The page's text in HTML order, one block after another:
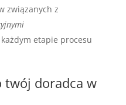
związanych z
etapie procesu
twój doradca w